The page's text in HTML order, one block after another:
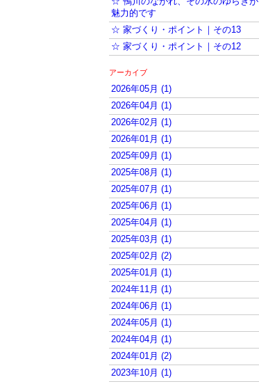
魅力的です
☆ 家づくり・ポイント｜その13
☆ 家づくり・ポイント｜その12
アーカイブ
2026年05月 (1)
2026年04月 (1)
2026年02月 (1)
2026年01月 (1)
2025年09月 (1)
2025年08月 (1)
2025年07月 (1)
2025年06月 (1)
2025年04月 (1)
2025年03月 (1)
2025年02月 (2)
2025年01月 (1)
2024年11月 (1)
2024年06月 (1)
2024年05月 (1)
2024年04月 (1)
2024年01月 (2)
2023年10月 (1)